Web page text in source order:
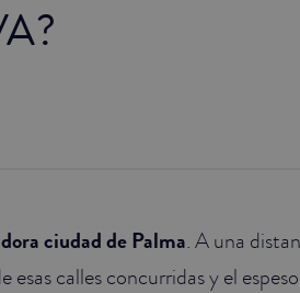
ciudad de Palma. A una
esas calles concurridas y el